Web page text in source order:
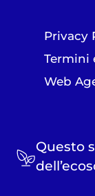
Privacy
Termini
Web
Questo